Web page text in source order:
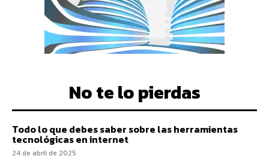
No te lo pierdas
Todo lo que debes saber sobre las herramientas
tecnológicas en internet
24 de abril de 2025